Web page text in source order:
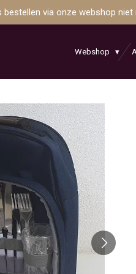
via onze webshop
Webshop